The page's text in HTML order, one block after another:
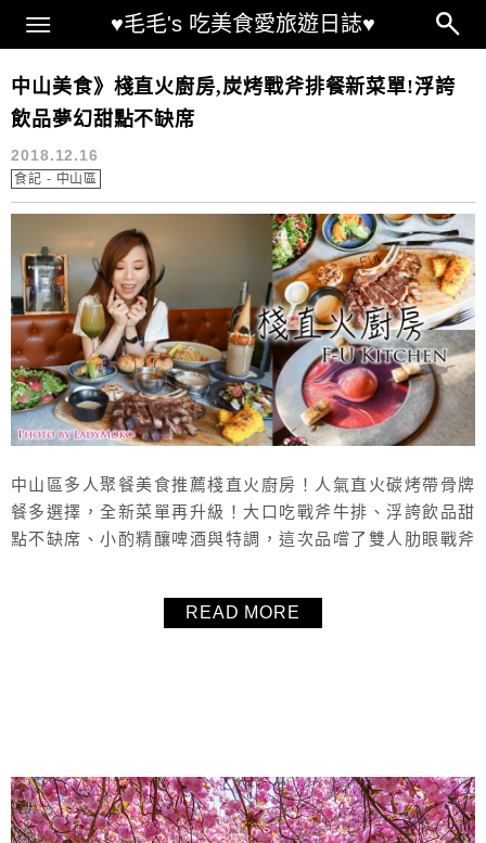
♥毛毛's 吃美食愛旅遊日誌♥
Main Menu
柴燒
中山美食》棧直火廚房,炭烤戰斧排餐新菜單!浮誇
飲品夢幻甜點不缺席
2018.12.16
食記 - 中山區
中山區多人聚餐美食推薦棧直火廚房！人氣直火碳烤帶骨牌
餐多選擇，全新菜單再升級！大口吃戰斧牛排、浮誇飲品甜
點不缺席、小酌精釀啤酒與特調，這次品嚐了雙人肋眼戰斧
READ MORE
About